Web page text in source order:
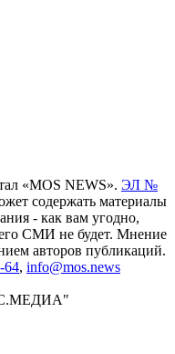
«MOS NEWS». ЭЛ №
содержать материалы
- как вам угодно,
СМИ не будет. Мнение
авторов публикаций.
64, info@mos.news